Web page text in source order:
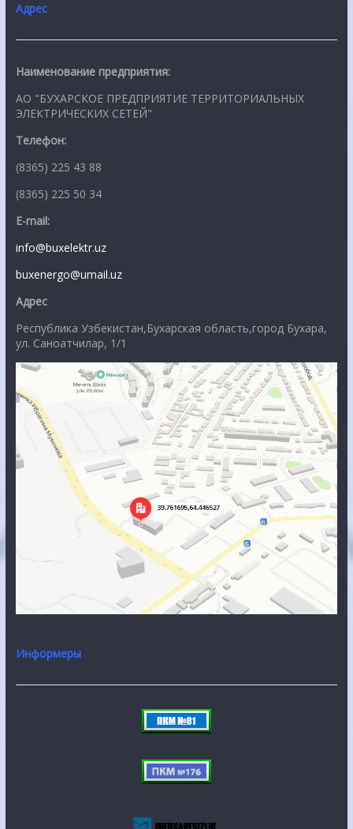
Адрес
Наименование предприятия:
АО "БУХАРСКОЕ ПРЕДПРИЯТИЕ ТЕРРИТОРИАЛЬНЫХ
ЭЛЕКТРИЧЕСКИХ СЕТЕЙ"
Телефон:
(8365) 225 43 88
(8365) 225 50 34
E-mail:
info@buxelektr.uz
buxenergo@umail.uz
Адрес
Республика Узбекистан,Бухарская область,город Бухара,
ул. Саноатчилар, 1/1
Информеры